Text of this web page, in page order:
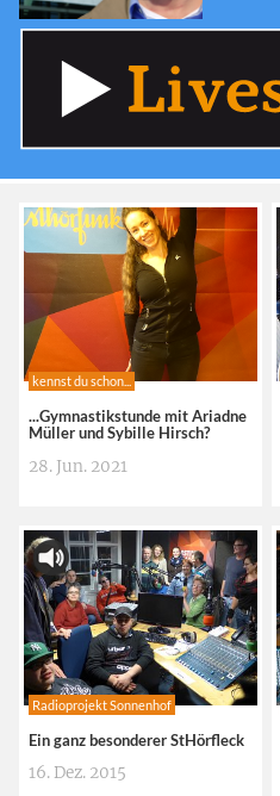
kennst du schon...
...Gymnastikstunde mit Ariadne
Müller und Sybille Hirsch?
28. Jun. 2021
Radioprojekt Sonnenhof
Ein ganz besonderer StHörfleck
16. Dez. 2015